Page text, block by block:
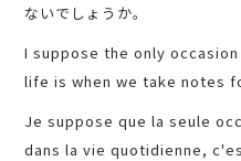
ないでしょうか。
I suppose the only
life is when we take notes
Je suppose que la seule
dans la vie quotidienne,